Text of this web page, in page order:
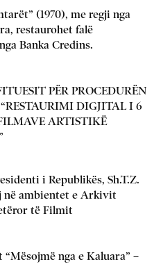
(1970), me regji nga
restaurohet falë
Banka Credins.
PËR PROCEDURËN
DIGJITAL I 6
ARTISTIKË
i Republikës, Sh.T.Z.
në ambientet e Arkivit
të Filmit
nga e Kaluara” –